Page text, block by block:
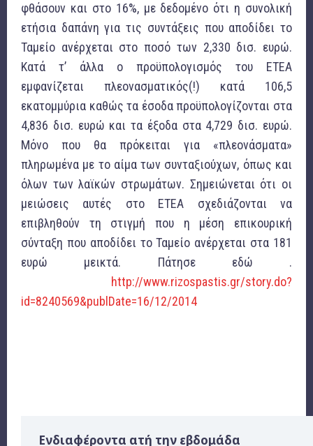
φθάσουν και στο 16%, με δεδομένο ότι η συνολική
ετήσια δαπάνη για τις συντάξεις που αποδίδει το
Ταμείο ανέρχεται στο ποσό των 2,330 δισ. ευρώ.
Κατά τ’ άλλα ο προϋπολογισμός του ΕΤΕΑ
εμφανίζεται πλεονασματικός(!) κατά 106,5
εκατομμύρια καθώς τα έσοδα προϋπολογίζονται στα
4,836 δισ. ευρώ και τα έξοδα στα 4,729 δισ. ευρώ.
Μόνο που θα πρόκειται για «πλεονάσματα»
πληρωμένα με το αίμα των συνταξιούχων, όπως και
όλων των λαϊκών στρωμάτων. Σημειώνεται ότι οι
μειώσεις αυτές στο ΕΤΕΑ σχεδιάζονται να
επιβληθούν τη στιγμή που η μέση επικουρική
σύνταξη που αποδίδει το Ταμείο ανέρχεται στα 181
ευρώ μεικτά. Πάτησε εδώ .
http://www.rizospastis.gr/story.do?
id=8240569&publDate=16/12/2014
Ενδιαφέροντα ατή την εβδομάδα